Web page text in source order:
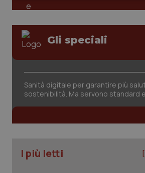
Umbria
Valle D’Aosta
Oftalmologia
Oncodermatologia
Oncologia & Nutrizione
Psoriasi & pelle
Quotidiano Chirurgia
Gli speciali
Sanità digitale per garantire più
sostenibilità. Ma servono standard
I più letti
I cookie necessari contribuiscono a
sito web abilitandone funzionalità di
protette del sito. Il sito web non è in
funzionare correttamente senza questi
VISITOR_PRIVACY_METADATA